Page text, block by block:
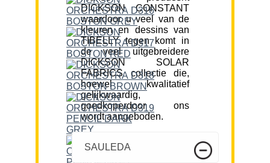
DICKSON CONSTANT
waardoor u veel van de
kleuren en dessins van
TIBELLY tegen komt in
de veel uitgebreidere
DICKSON SOLAR
FABRICS collectie die,
hoewel kwalitatief
gelijkwaardig,
goedkoperdoor ons
wordt aangeboden.
SAULEDA